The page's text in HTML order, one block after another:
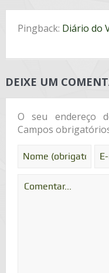
Pingback: Diário do
DEIXE UM
O seu endereço
Campos